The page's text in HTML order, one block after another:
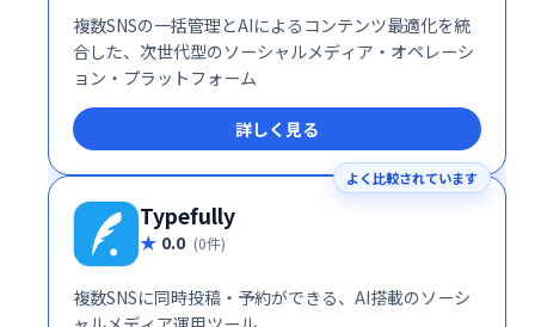
複数SNSの一括管理とAIによるコンテンツ最適化を統
合した、次世代型のソーシャルメディア・オペレーシ
ョン・プラットフォーム
詳しく見る
よく比較されています
Typefully
0.0 (0件)
複数SNSに同時投稿・予約ができる、AI搭載のソーシ